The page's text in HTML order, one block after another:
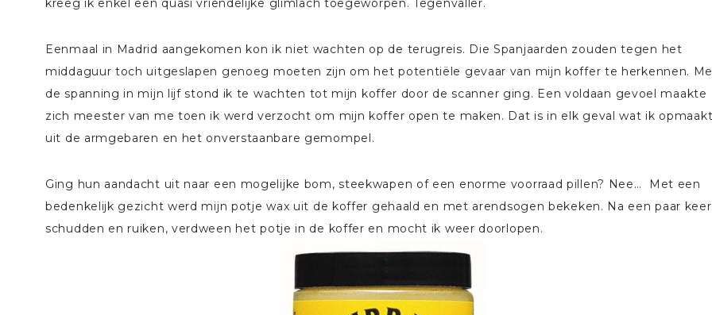
kreeg ik enkel een quasi vriendelijke glimlach toegeworpen. Tegenvaller.
Eenmaal in Madrid aangekomen kon ik niet wachten op de terugreis. Die Spanjaarden zouden tegen het
middaguur toch uitgeslapen genoeg moeten zijn om het potentiële gevaar van mijn koffer te herkennen.
de spanning in mijn lijf stond ik te wachten tot mijn koffer door de scanner ging. Een voldaan gevoel maakte
zich meester van me toen ik werd verzocht om mijn koffer open te maken. Dat is in elk geval wat ik
uit de armgebaren en het onverstaanbare gemompel.
Ging hun aandacht uit naar een mogelijke bom, steekwapen of een enorme voorraad pillen? Nee… Met een
bedenkelijk gezicht werd mijn potje wax uit de koffer gehaald en met arendsogen bekeken. Na een paar keer
schudden en ruiken, verdween het potje in de koffer en mocht ik weer doorlopen.